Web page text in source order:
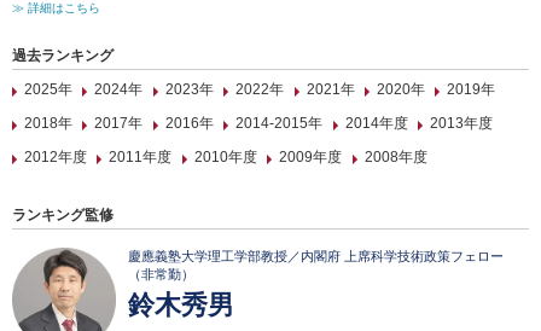
≫ 詳細はこちら
過去ランキング
2025年
2024年 2023年 2022年 2021年 2020年
2019年
2018年
2017年 2016年 2014-2015年 2014年度
2013年度
2012年度
2011年度 2010年度 2009年度 2008年度
ランキング監修
慶應義塾大学理工学部教授／内閣府 上席科学技術政策フェロー
（非常勤）
鈴木秀男